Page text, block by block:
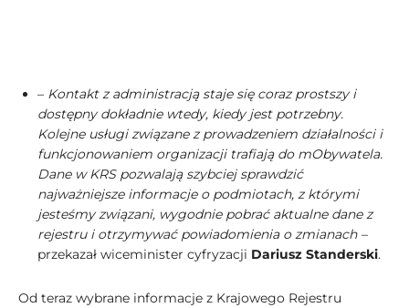
– Kontakt z administracją staje się coraz prostszy i
dostępny dokładnie wtedy, kiedy jest potrzebny.
Kolejne usługi związane z prowadzeniem działalności i
funkcjonowaniem organizacji trafiają do mObywatela.
Dane w KRS pozwalają szybciej sprawdzić
najważniejsze informacje o podmiotach, z którymi
jesteśmy związani, wygodnie pobrać aktualne dane z
rejestru i otrzymywać powiadomienia o zmianach –
przekazał wiceminister cyfryzacji Dariusz Standerski.
Od teraz wybrane informacje z Krajowego Rejestru